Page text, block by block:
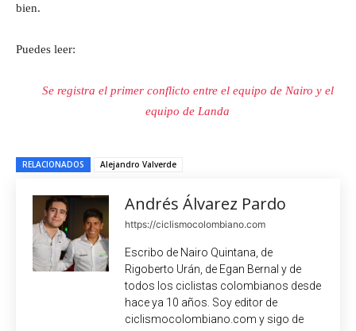
bien.
Puedes leer:
Se registra el primer conflicto entre el equipo de Nairo y el
equipo de Landa
RELACIONADOS Alejandro Valverde
Andrés Álvarez Pardo
https://ciclismocolombiano.com
Escribo de Nairo Quintana, de
Rigoberto Urán, de Egan Bernal y de
todos los ciclistas colombianos desde
hace ya 10 años. Soy editor de
ciclismocolombiano.com y sigo de